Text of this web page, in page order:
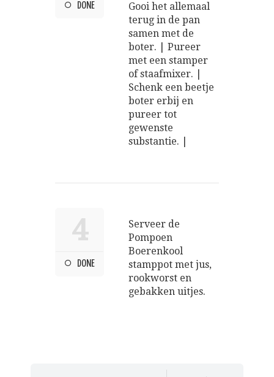
DONE
Gooi het allemaal
terug in de pan
samen met de
boter. | Pureer
met een stamper
of staafmixer. |
Schenk een beetje
boter erbij en
pureer tot
gewenste
substantie. |
4
DONE
Serveer de
Pompoen
Boerenkool
stamppot met jus,
rookworst en
gebakken uitjes.